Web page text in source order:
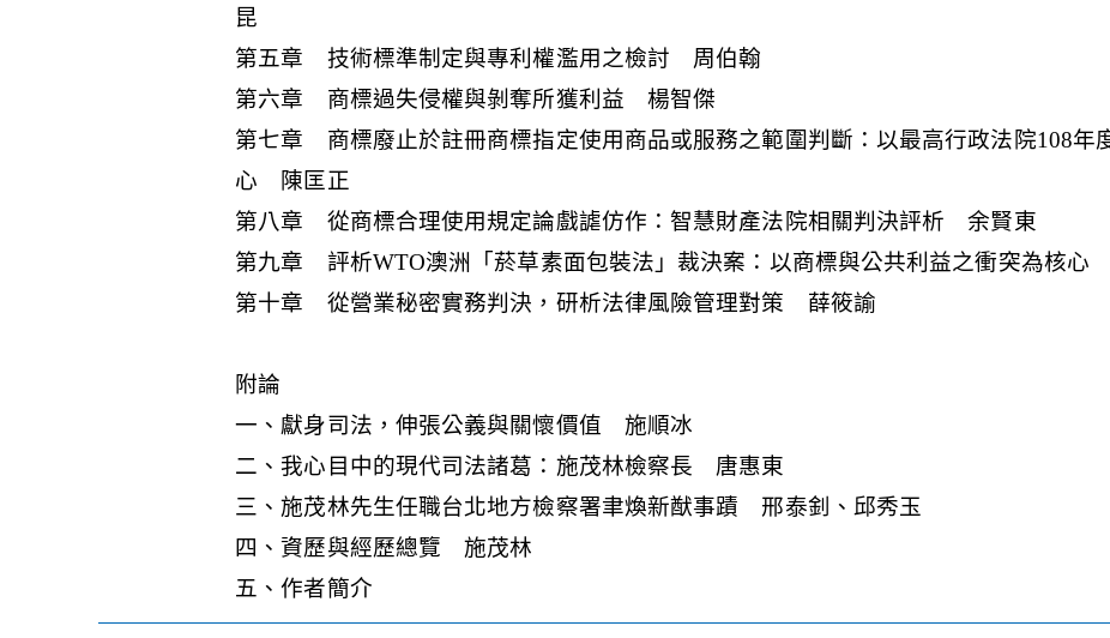
昆
第五章 技術標準制定與專利權濫用之檢討 周伯翰
第六章 商標過失侵權與剝奪所獲利益 楊智傑
第七章 商標廢止於註冊商標指定使用商品或服務之範圍判斷：以最高行政法院108年
心 陳匡正
第八章 從商標合理使用規定論戲謔仿作：智慧財產法院相關判決評析 余賢東
第九章 評析WTO澳洲「菸草素面包裝法」裁決案：以商標與公共利益之衝突為核心
第十章 從營業秘密實務判決，研析法律風險管理對策 薛筱諭
附論
一、獻身司法，伸張公義與關懷價值 施順冰
二、我心目中的現代司法諸葛：施茂林檢察長 唐惠東
三、施茂林先生任職台北地方檢察署聿煥新猷事蹟 邢泰釗、邱秀玉
四、資歷與經歷總覽 施茂林
五、作者簡介